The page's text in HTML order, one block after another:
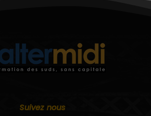
Suivez nous